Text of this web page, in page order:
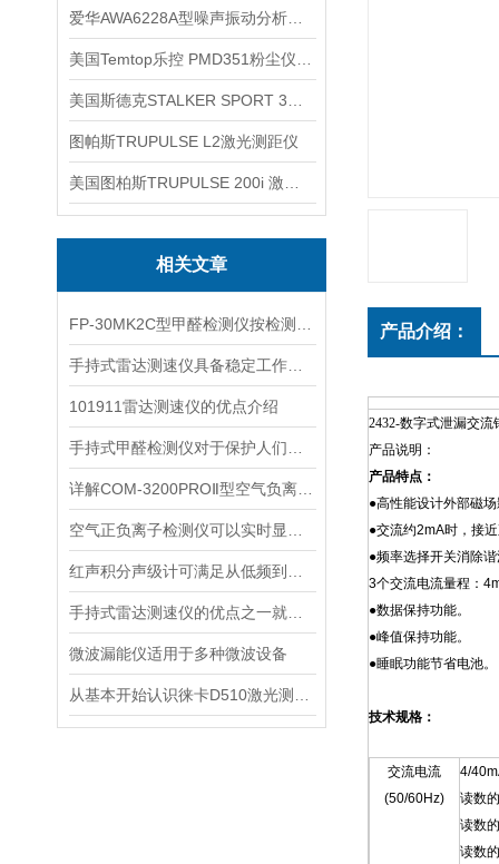
图帕斯TRUPULSE L2激光测距仪
相关文章
101911雷达测速仪的优点介绍
微波漏能仪适用于多种微波设备
产品介绍：
2432-数字式泄漏交流
产品说明：
产品特点：
●高性能设计外部磁
●交流约2mA时，接
●频率选择开关消除
3个交流电流量程：
●数据保持功能。
●峰值保持功能。
●睡眠功能节省电池。
技术规格：
交流电流
(50/60Hz)
4/
读数
读数
读数